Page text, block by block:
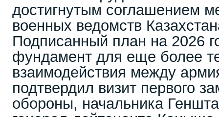
достигнутым соглашением
военных ведомств
Подписанный план на 2026
фундамент для еще более
взаимодействия между
подтвердил визит первого
обороны, начальника